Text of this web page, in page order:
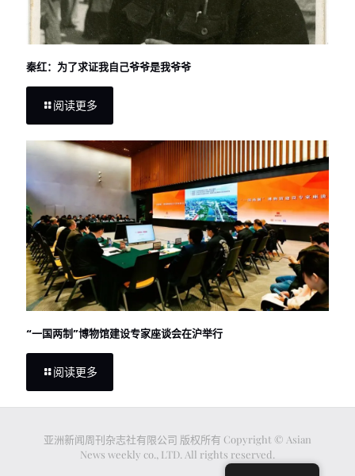
秦红：为了求证我自己爷爷是我爷爷
阅读更多
“一国两制”博物馆建设专家座谈会在沪举行
阅读更多
亚洲新闻周刊杂志社有限公司 版权所有 Copyright © Asian
News weekly co., LTD. All rights reserved.